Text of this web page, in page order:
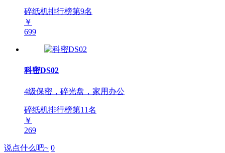
碎纸机排行榜第9名
￥
699
科密DS02
4级保密，碎光盘，家用办公
碎纸机排行榜第11名
￥
269
说点什么吧~ 0